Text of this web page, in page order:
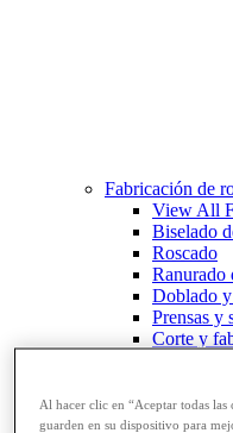
Fabricación de
View All
Biselado
Roscado
Ranurado
Doblado
Prensas y
Corte y
Al hacer clic en “Aceptar todas las
guarden en su dispositivo para